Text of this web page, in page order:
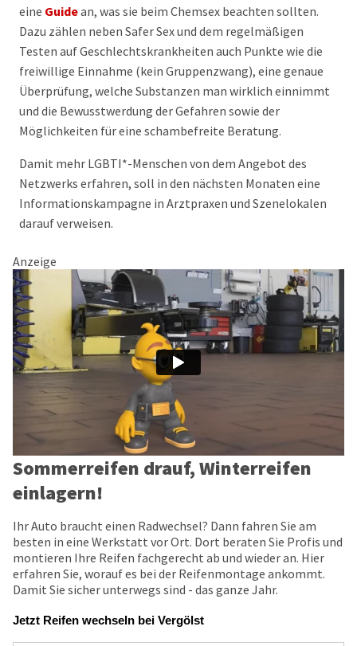
eine Guidean, was sie beim Chemsex beachten sollten.
Dazu zählen neben Safer Sex und dem regelmäßigen
Testen auf Geschlechtskrankheiten auch Punkte wie die
freiwillige Einnahme (kein Gruppenzwang), eine genaue
Überprüfung, welche Substanzen man wirklich einnimmt
und die Bewusstwerdung der Gefahren sowie der
Möglichkeiten für eine schambefreite Beratung.
Damit mehr LGBTI*-Menschen von dem Angebot des
Netzwerks erfahren, soll in den nächsten Monaten eine
Informationskampagne in Arztpraxen und Szenelokalen
darauf verweisen.
Anzeige
Sommerreifen drauf, Winterreifen
einlagern!
Ihr Auto braucht einen Radwechsel? Dann fahren Sie am
besten in eine Werkstatt vor Ort. Dort beraten Sie Profis und
montieren Ihre Reifen fachgerecht ab und wieder an. Hier
erfahren Sie, worauf es bei der Reifenmontage ankommt.
Damit Sie sicher unterwegs sind - das ganze Jahr.
Jetzt Reifen wechseln bei Vergölst